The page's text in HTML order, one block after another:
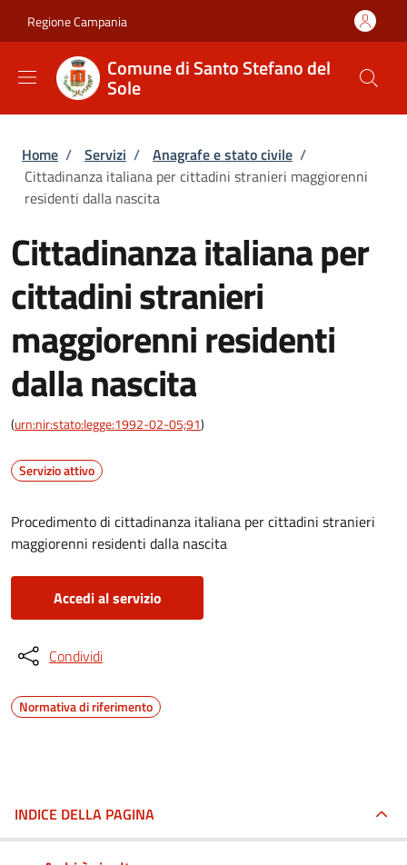
Regione Campania
Comune di Santo Stefano del
Sole
Briciole di pane
Home / Servizi / Anagrafe e stato civile /
Cittadinanza italiana per cittadini stranieri maggiorenni
residenti dalla nascita
Cittadinanza italiana per
cittadini stranieri
maggiorenni residenti
dalla nascita
(urn:nir:stato:legge:1992-02-05;91)
Servizio attivo
Procedimento di cittadinanza italiana per cittadini stranieri
maggiorenni residenti dalla nascita
Accedi al servizio
Condividi
Normativa di riferimento
INDICE DELLA PAGINA